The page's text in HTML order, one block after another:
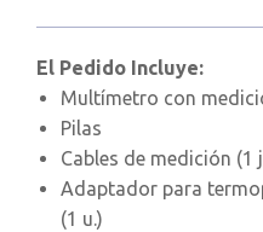
El Pedido Incluye:
Multímetro con
Pilas
Cables de medición (1
Adaptador para
(1 u.)